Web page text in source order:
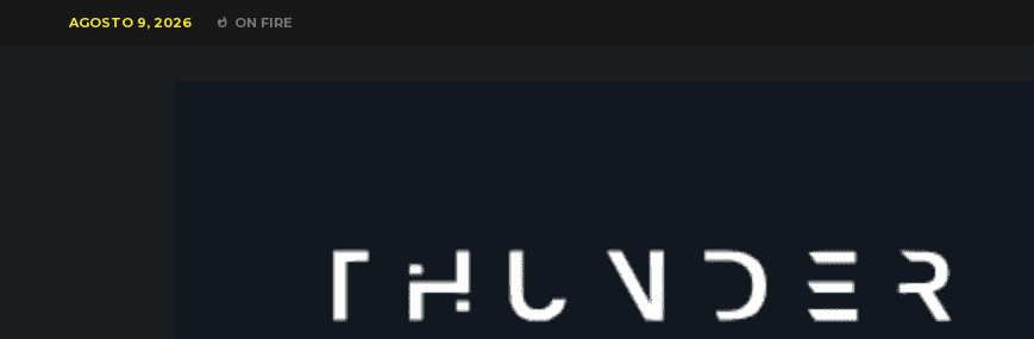
AGOSTO 9, 2026 ON FIRE